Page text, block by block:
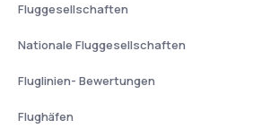
Fluggesellschaften
Nationale Fluggesellschaften
Fluglinien- Bewertungen
Flughäfen